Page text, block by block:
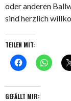
oder anderen
sind herzlich
TEILEN MIT:
GEFÄLLT MIR: